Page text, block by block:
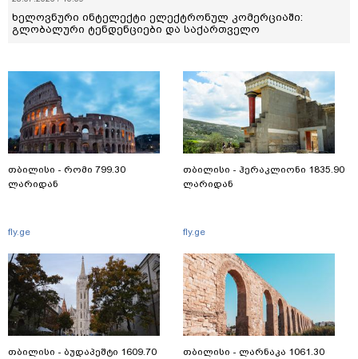
ხელოვნური ინტელექტი ელექტრონულ კომერციაში:
გლობალური ტენდენციები და საქართველო
თბილისი - რომი 799.30
ლარიდან
fly.ge
თბილისი - ბუდაპეშტი 1609.70
თბილისი - ჰერაკლიონი 1835.90
ლარიდან
fly.ge
თბილისი - ლარნაკა 1061.30